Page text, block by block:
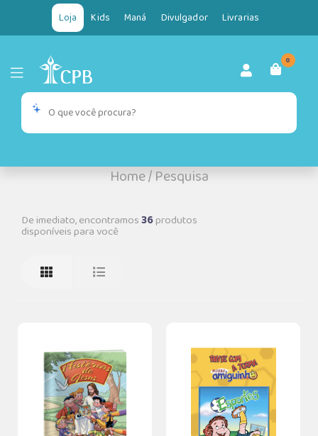
Loja Kids Maná Divulgador Livrarias
0
Home/Pesquisa
De imediato, encontramos36produtos
disponíveis para você